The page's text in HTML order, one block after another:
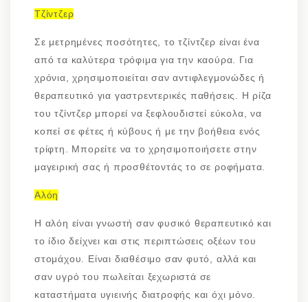
Τζίντζερ
Σε μετρημένες ποσότητες, το τζίντζερ είναι ένα
από τα καλύτερα τρόφιμα για την καούρα. Για
χρόνια, χρησιμοποιείται σαν αντιφλεγμονώδες ή
θεραπευτικό για γαστρεντερικές παθήσεις. Η ρίζα
του τζίντζερ μπορεί να ξεφλουδιστεί εύκολα, να
κοπεί σε φέτες ή κύβους ή με την βοήθεια ενός
τρίφτη. Μπορείτε να το χρησιμοποιήσετε στην
μαγειρική σας ή προσθέτοντάς το σε ροφήματα.
Αλόη
Η αλόη είναι γνωστή σαν φυσικό θεραπευτικό και
το ίδιο δείχνει και στις περιπτώσεις οξέων του
στομάχου. Είναι διαθέσιμο σαν φυτό, αλλά και
σαν υγρό του πωλείται ξεχωριστά σε
καταστήματα υγιεινής διατροφής και όχι μόνο.